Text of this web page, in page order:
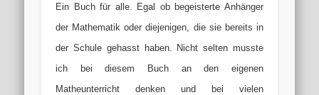
Ein Buch für alle. Egal ob begeisterte Anhänger
der Mathematik oder diejenigen, die sie bereits in
der Schule gehasst haben. Nicht selten musste
ich bei diesem Buch an den eigenen
Matheunterricht denken und bei vielen